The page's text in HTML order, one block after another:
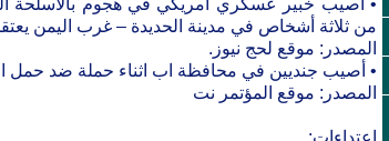
• أصيب خبير عسكري أمريكي في هجوم
من ثلاثة أشخاص في مدينة الحديدة – غرب اليمن
المصدر: موقع لحج نيوز.
• أصيب جنديين في محافظة اب اثناء حملة ضد حمل
المصدر: موقع المؤتمر نت
اعتداءات: